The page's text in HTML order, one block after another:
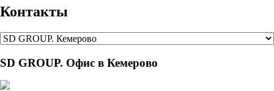
Контакты
SD GROUP. Офис в Кемерово